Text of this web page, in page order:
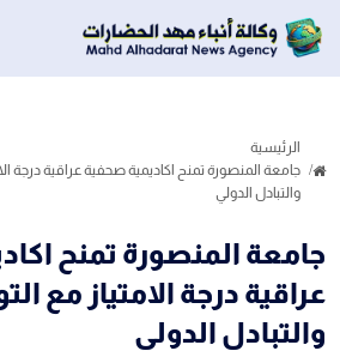
الرئيسية
جامعة المنصورة تمنح اكاديمية صحفية عراقية درجة
والتبادل الدولي
جامعة المنصورة تمنح
عراقية درجة الامتياز مع
والتبادل الدولي